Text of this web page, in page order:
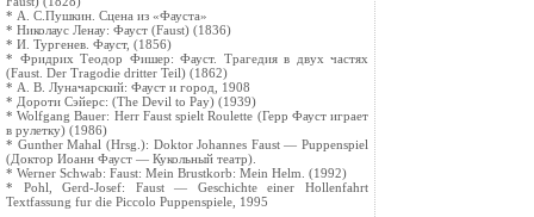
* А. С.Пушкин. Сцена из «Фауста»
* Николаус Ленау: Фауст (Faust) (1836)
* И. Тургенев. Фауст, (1856)
* Фридрих Теодор Фишер: Фауст. Трагедия в двух частях
(Faust. Der Tragodie dritter Teil) (1862)
* А. В. Луначарский: Фауст и город, 1908
* Дороти Сэйерс: (The Devil to Pay) (1939)
* Wolfgang Bauer: Herr Faust spielt Roulette (Герр Фауст играет
в рулетку) (1986)
* Gunther Mahal (Hrsg.): Doktor Johannes Faust — Puppenspiel
(Доктор Иоанн Фауст — Кукольный театр).
* Werner Schwab: Faust: Mein Brustkorb: Mein Helm. (1992)
* Pohl, Gerd-Josef: Faust — Geschichte einer Hollenfahrt
Textfassung fur die Piccolo Puppenspiele, 1995